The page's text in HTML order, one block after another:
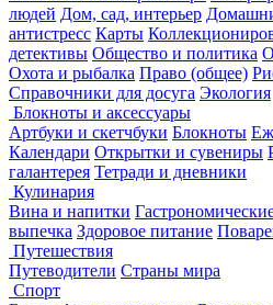
людей Дом, сад, интерьер
антистресс Карты
детективы Общество и политика
Охота и рыбалка Право (общее)
Справочники для досуга Экология
Блокноты и аксессуары
Артбуки и скетчбуки Блокноты
Календари Открытки и сувениры
галантерея Тетради и дневники
Кулинария
Вина и напитки
выпечка Здоровое питание
Путешествия
Путеводители Страны мира
Спорт